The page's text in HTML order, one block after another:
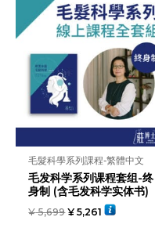
毛髮科學系列課程-繁體中文
毛发科学系列课程套组-终
身制 (含毛发科学实体书)
¥5,699 ¥ 5,261